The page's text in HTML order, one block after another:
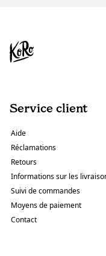
Service client
Aide
Réclamations
Retours
Informations sur les
Suivi de commandes
Moyens de paiement
Contact